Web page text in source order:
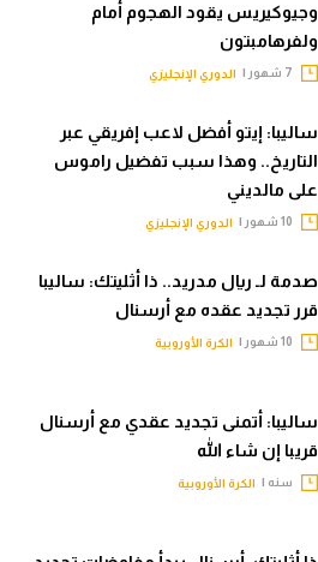
وجيوكيريس يقود الهجوم أمام
ولفرهامبتون
الدوري الإنجليزي
ساليبا: إيتو أفضل لاعب إفريقي عبر
التاريخ.. وهذا سبب تفضيل راموس
على مالديني
الدوري الإنجليزي
صدمة لـ ريال مدريد.. ذا أثليتك: ساليبا
قرر تجديد عقده مع أرسنال
الكرة الأوروبية
ساليبا: أتمنى تجديد عقدي مع أرسنال
قريبا إن شاء الله
سنه | الكرة الأوروبية